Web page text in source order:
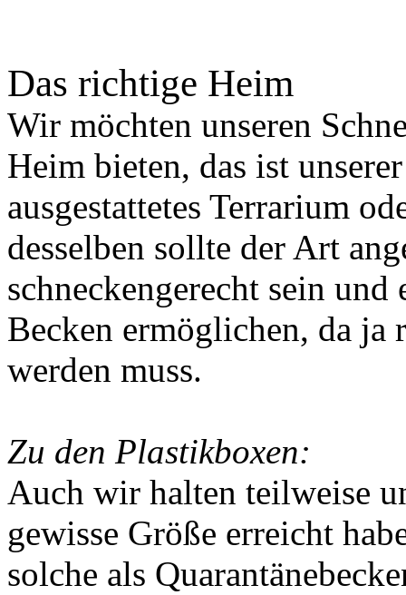
Das richtige Heim
Wir möchten unseren
Heim bieten, das ist
ausgestattetes Terrarium
desselben sollte der Art
schneckengerecht sein
Becken ermöglichen, da ja
werden muss.
Zu den Plastikboxen:
Auch wir halten teilweise
gewisse Größe erreicht
solche als